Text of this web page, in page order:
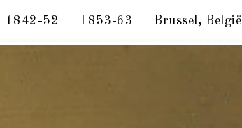
1842-52 1853-63 Brussel, België